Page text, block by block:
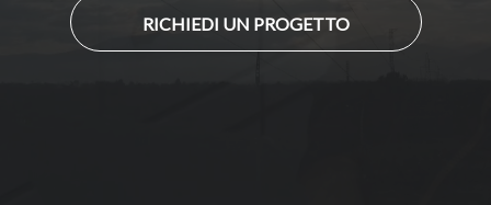
RICHIEDI UN PROGETTO